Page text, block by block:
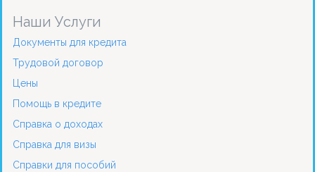
Наши Услуги
Документы для кредита
Трудовой договор
Цены
Помощь в кредите
Справка о доходах
Справка для визы
Справки для пособий